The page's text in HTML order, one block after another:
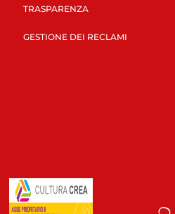
TRASPARENZA
GESTIONE DEI RECLAMI